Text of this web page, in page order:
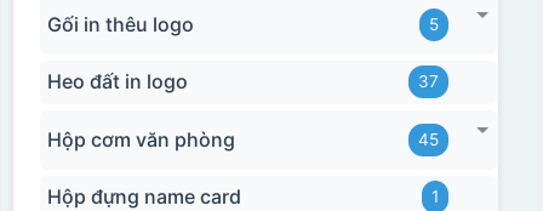
Gối in thêu logo 5
Heo đất in logo 37
Hộp cơm văn phòng 45
Hộp đựng name card 1